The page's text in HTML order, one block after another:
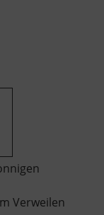
Verweilen